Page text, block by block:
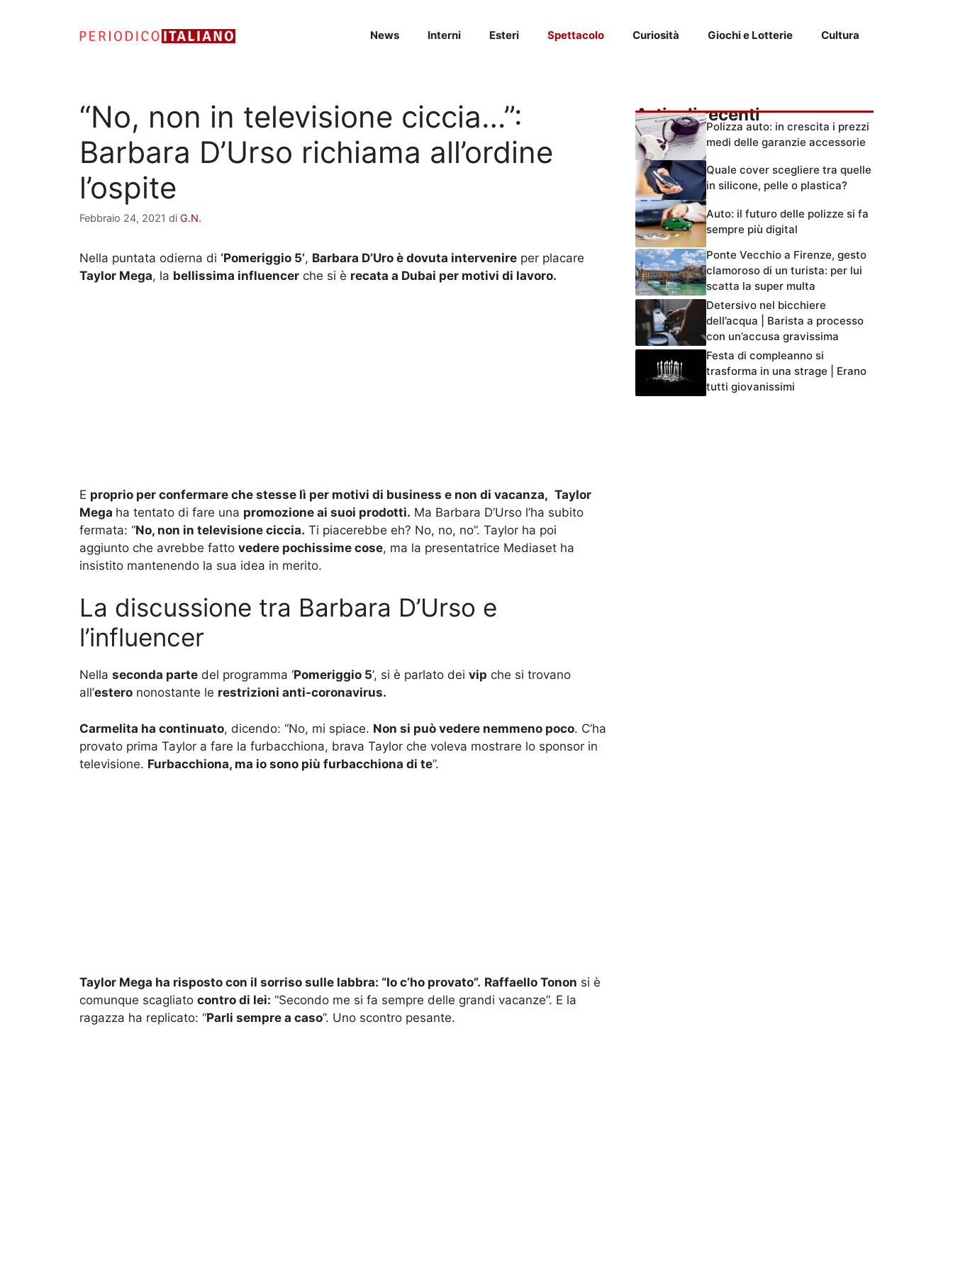
News Interni Esteri Spettacolo Curiosità Giochi e Lotterie Cultura
“No, non in televisione ciccia…”:
Barbara D’Urso richiama all’ordine
l’ospite
Febbraio 24, 2021 di G.N.
Nella puntata odierna di ‘Pomeriggio 5’, Barbara D’Uro è dovuta intervenire per placare
Taylor Mega, la bellissima influencer che si è recata a Dubai per motivi di lavoro.
E proprio per confermare che stesse lì per motivi di business e non di vacanza, Taylor
Mega ha tentato di fare una promozione ai suoi prodotti. Ma Barbara D’Urso l’ha subito
fermata: “No, non in televisione ciccia. Ti piacerebbe eh? No, no, no”. Taylor ha poi
aggiunto che avrebbe fatto vedere pochissime cose, ma la presentatrice Mediaset ha
insistito mantenendo la sua idea in merito.
La discussione tra Barbara D’Urso e
l’influencer
Nella seconda parte del programma ‘Pomeriggio 5‘, si è parlato dei vip che si trovano
all’estero nonostante le restrizioni anti-coronavirus.
Carmelita ha continuato, dicendo: “No, mi spiace. Non si può vedere nemmeno poco. C’ha
provato prima Taylor a fare la furbacchiona, brava Taylor che voleva mostrare lo sponsor in
televisione. Furbacchiona, ma io sono più furbacchiona di te”.
Taylor Mega ha risposto con il sorriso sulle labbra: “Io c’ho provato”. Raffaello Tonon si è
comunque scagliato contro di lei: “Secondo me si fa sempre delle grandi vacanze”. E la
ragazza ha replicato: “Parli sempre a caso”. Uno scontro pesante.
Articoli recenti
Polizza auto: in crescita i prezzi
medi delle garanzie accessorie
Quale cover scegliere tra quelle
in silicone, pelle o plastica?
Auto: il futuro delle polizze si fa
sempre più digital
Ponte Vecchio a Firenze, gesto
clamoroso di un turista: per lui
scatta la super multa
Detersivo nel bicchiere
dell’acqua | Barista a processo
con un’accusa gravissima
Festa di compleanno si
trasforma in una strage | Erano
tutti giovanissimi